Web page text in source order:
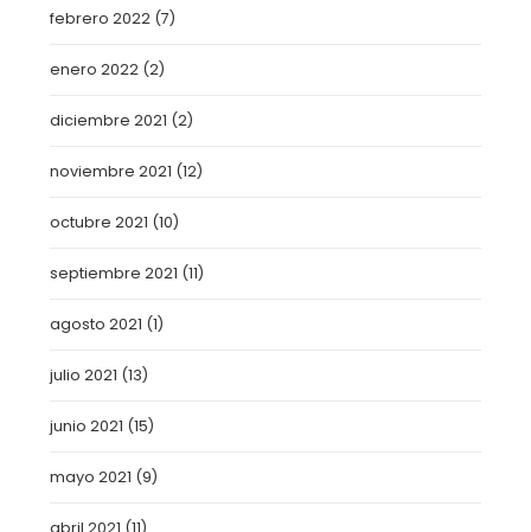
febrero 2022 (7)
enero 2022 (2)
diciembre 2021 (2)
noviembre 2021 (12)
octubre 2021 (10)
septiembre 2021 (11)
agosto 2021 (1)
julio 2021 (13)
junio 2021 (15)
mayo 2021 (9)
abril 2021 (11)